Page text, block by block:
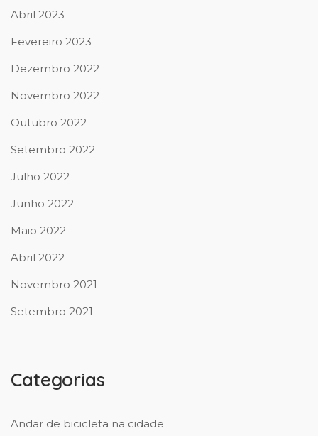
Abril 2023
Fevereiro 2023
Dezembro 2022
Novembro 2022
Outubro 2022
Setembro 2022
Julho 2022
Junho 2022
Maio 2022
Abril 2022
Novembro 2021
Setembro 2021
Categorias
Andar de bicicleta na cidade